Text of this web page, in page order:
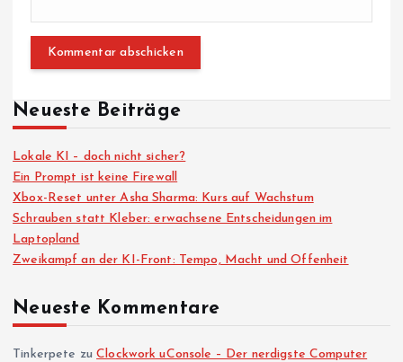
Neueste Beiträge
Lokale KI – doch nicht sicher?
Ein Prompt ist keine Firewall
Xbox-Reset unter Asha Sharma: Kurs auf Wachstum
Schrauben statt Kleber: erwachsene Entscheidungen im
Laptopland
Zweikampf an der KI-Front: Tempo, Macht und Offenheit
Neueste Kommentare
Tinkerpete zuClockwork uConsole – Der nerdigste Computer